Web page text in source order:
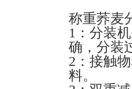
称重荞麦
1：分装
确，分装
2：接触
料。